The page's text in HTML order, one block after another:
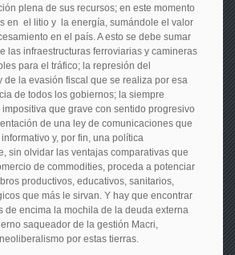
plena de sus recursos; en este momento
en el litio y la energía, sumándole el valor
en el país. A esto se debe sumar
las infraestructuras ferroviarias y camineras
para el tráfico; la represión del
de la evasión fiscal que se realiza por esa
de todos los gobiernos; la siempre
que grave con sentido progresivo
de una ley de comunicaciones que
y, por fin, una política
sin olvidar las ventajas comparativas que
de commodities, proceda a potenciar
productivos, educativos, sanitarios,
que más le sirvan. Y hay que encontrar
de encima la mochila de la deuda externa
saqueador de la gestión Macri,
por estas tierras.